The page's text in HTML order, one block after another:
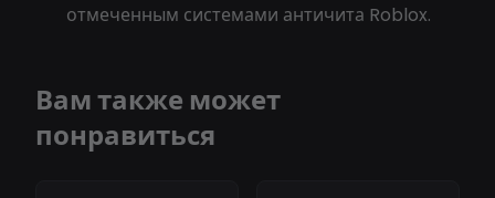
отмеченным системами античита Roblox.
Вам также может
понравиться